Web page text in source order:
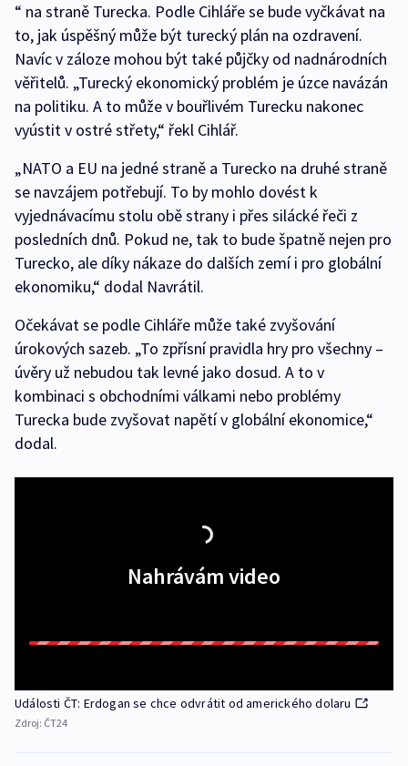
“ na straně Turecka. Podle Cihláře se bude vyčkávat na
to, jak úspěšný může být turecký plán na ozdravení.
Navíc v záloze mohou být také půjčky od nadnárodních
věřitelů. „Turecký ekonomický problém je úzce navázán
na politiku. A to může v bouřlivém Turecku nakonec
vyústit v ostré střety,“ řekl Cihlář.
„NATO a EU na jedné straně a Turecko na druhé straně
se navzájem potřebují. To by mohlo dovést k
vyjednávacímu stolu obě strany i přes silácké řeči z
posledních dnů. Pokud ne, tak to bude špatně nejen pro
Turecko, ale díky nákaze do dalších zemí i pro globální
ekonomiku,“ dodal Navrátil.
Očekávat se podle Cihláře může také zvyšování
úrokových sazeb. „To zpřísní pravidla hry pro všechny –
úvěry už nebudou tak levné jako dosud. A to v
kombinaci s obchodními válkami nebo problémy
Turecka bude zvyšovat napětí v globální ekonomice,“
dodal.
Nahrávám video
Události ČT: Erdogan se chce odvrátit od amerického dolaru
Zdroj: ČT24